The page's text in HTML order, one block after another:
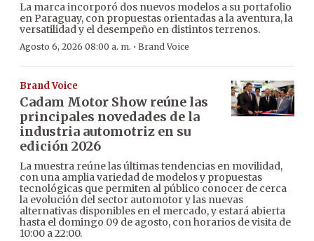
La marca incorporó dos nuevos modelos a su portafolio
en Paraguay, con propuestas orientadas a la aventura, la
versatilidad y el desempeño en distintos terrenos.
Agosto 6, 2026 08:00 a. m. · Brand Voice
Brand Voice
Cadam Motor Show reúne las
principales novedades de la
industria automotriz en su
edición 2026
La muestra reúne las últimas tendencias en movilidad,
con una amplia variedad de modelos y propuestas
tecnológicas que permiten al público conocer de cerca
la evolución del sector automotor y las nuevas
alternativas disponibles en el mercado, y estará abierta
hasta el domingo 09 de agosto, con horarios de visita de
10:00 a 22:00.